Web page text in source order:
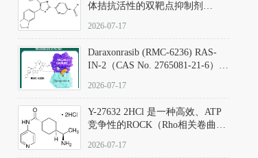
体拮抗活性的双靶点抑制剂
D801067）
2026-07-17
Daraxonrasib (RMC-6236) RAS-
IN-2（CAS No. 2765081-21-6）：
向KRAS/NRAS/HRAS的广谱RAS
2026-07-17
Y-27632 2HCl 是一种高效、ATP
竞争性的ROCK（Rho相关卷曲螺
同等抑制ROCK1与ROCK2；其通
2026-07-17